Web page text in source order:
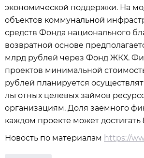
экономической поддержки. На
объектов коммунальной
средств Фонда национального
возвратной основе
млрд рублей через Фонд ЖКХ.
проектов минимальной
рублей планируется
льготных целевых займов
организациям. Доля заемного
каждом проекте может достигать
Новость по материалам https://